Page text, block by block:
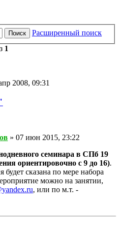
Поиск
Расширенный поиск
1
2008, 09:31
» 07 июн 2015, 23:22
семинара в СПб 19
ориентировочно с 9 до 16).
сказана по мере набора
можно на занятии,
, или по м.т. -